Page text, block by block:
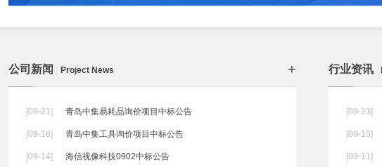
公司新闻 Project News +
[09-21] 青岛中集易耗品询价项目中标公告
[09-18] 青岛中集工具询价项目中标公告
[09-14] 海信视像科技0902中标公告
行业资讯
[09-23]
[09-15]
[09-11]